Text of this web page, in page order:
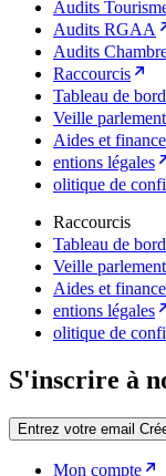
Audits
Audits RGAA
Audits
Raccourcis
Tableau de
Veille
Aides et
entions légales
olitique de
Raccourcis
Tableau de
Veille
Aides et
entions légales
olitique de
S'inscrire à
Entrez votre email
Mon compte